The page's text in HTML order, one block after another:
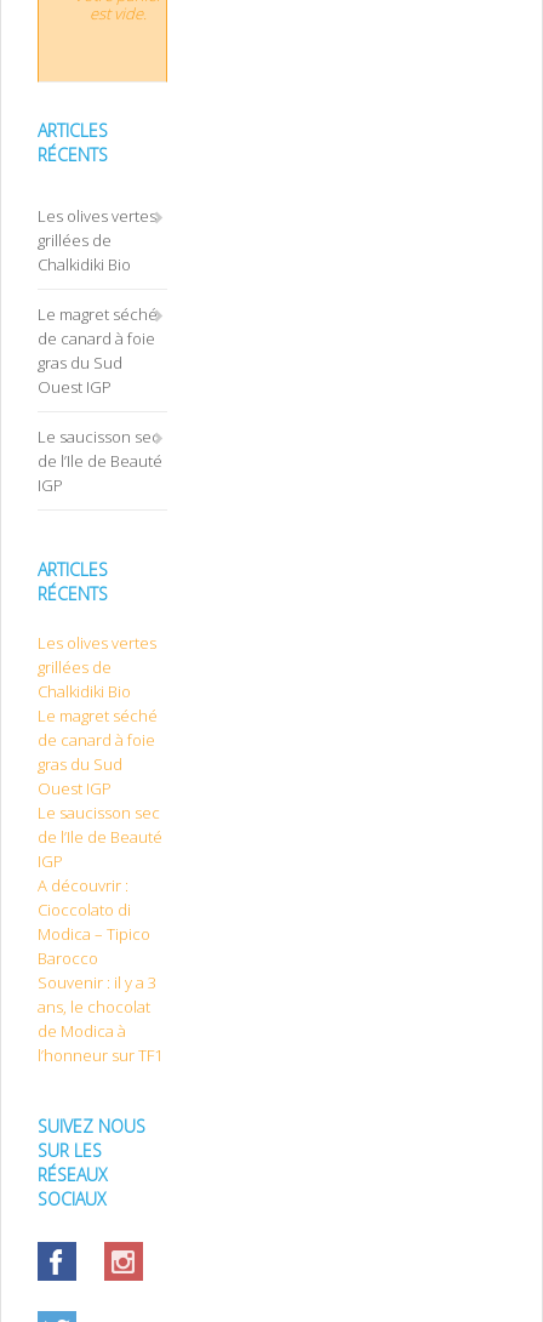
est vide.
ARTICLES
RÉCENTS
Les olives vertes
grillées de
Chalkidiki Bio
Le magret séché
de canard à foie
gras du Sud
Ouest IGP
Le saucisson sec
de l’Ile de Beauté
IGP
ARTICLES
RÉCENTS
Les olives vertes
grillées de
Chalkidiki Bio
Le magret séché
de canard à foie
gras du Sud
Ouest IGP
Le saucisson sec
de l’Ile de Beauté
IGP
A découvrir :
Cioccolato di
Modica – Tipico
Barocco
Souvenir : il y a 3
ans, le chocolat
de Modica à
l’honneur sur TF1
SUIVEZ NOUS
SUR LES
RÉSEAUX
SOCIAUX